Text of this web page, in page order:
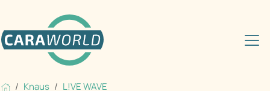
Knaus
L!VE WAVE